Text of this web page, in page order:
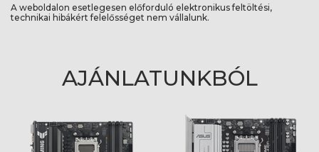
A weboldalon esetlegesen előforduló elektronikus feltöltési,
technikai hibákért felelősséget nem vállalunk.
AJÁNLATUNKBÓL